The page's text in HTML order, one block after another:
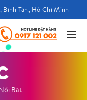
Tân, Hồ Chí Minh
Bật